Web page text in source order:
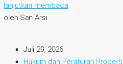
lanjutkan membaca
oleh San Arsi
Juli 29, 2026
Hukum dan Peraturan Properti